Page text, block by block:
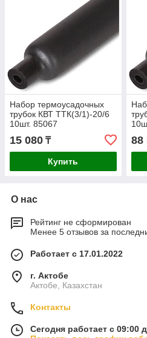
Набор термоусадочных
трубок КВТ ТТК(3/1)-20/6
10шт. 85067
15 080 ₸
Купить
88
О нас
Рейтинг не сформирован
Менее 5 отзывов за
Работает с 17.01.2022
г. Актобе
Актобе, Казахстан
Контакты
Сегодня работает с 09:00